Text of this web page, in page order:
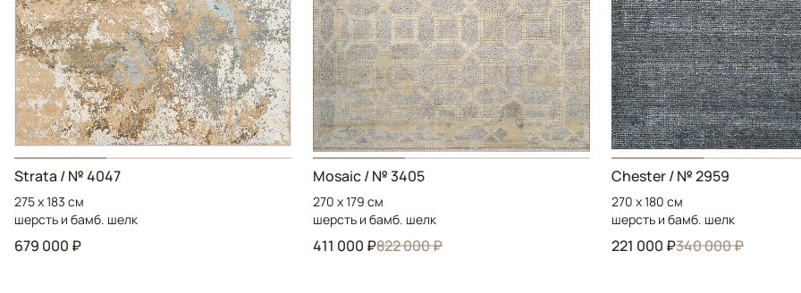
Strata / № 4047
275 x 183 см
шерсть и бамб. шелк
679 000 ₽
Mosaic / № 3405
270 x 179 см
шерсть и бамб. шелк
411 000 ₽822 000 ₽
Chester / № 2959
270 x 180 см
шерсть и бамб. шелк
221 000 ₽340 000 ₽